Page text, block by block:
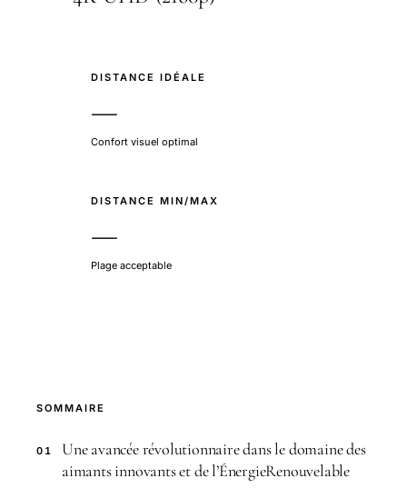
DISTANCE IDÉALE
—
Confort visuel optimal
DISTANCE MIN/MAX
—
Plage acceptable
SOMMAIRE
01
Une avancée révolutionnaire dans le domaine des
aimants innovants et de l’ÉnergieRenouvelable